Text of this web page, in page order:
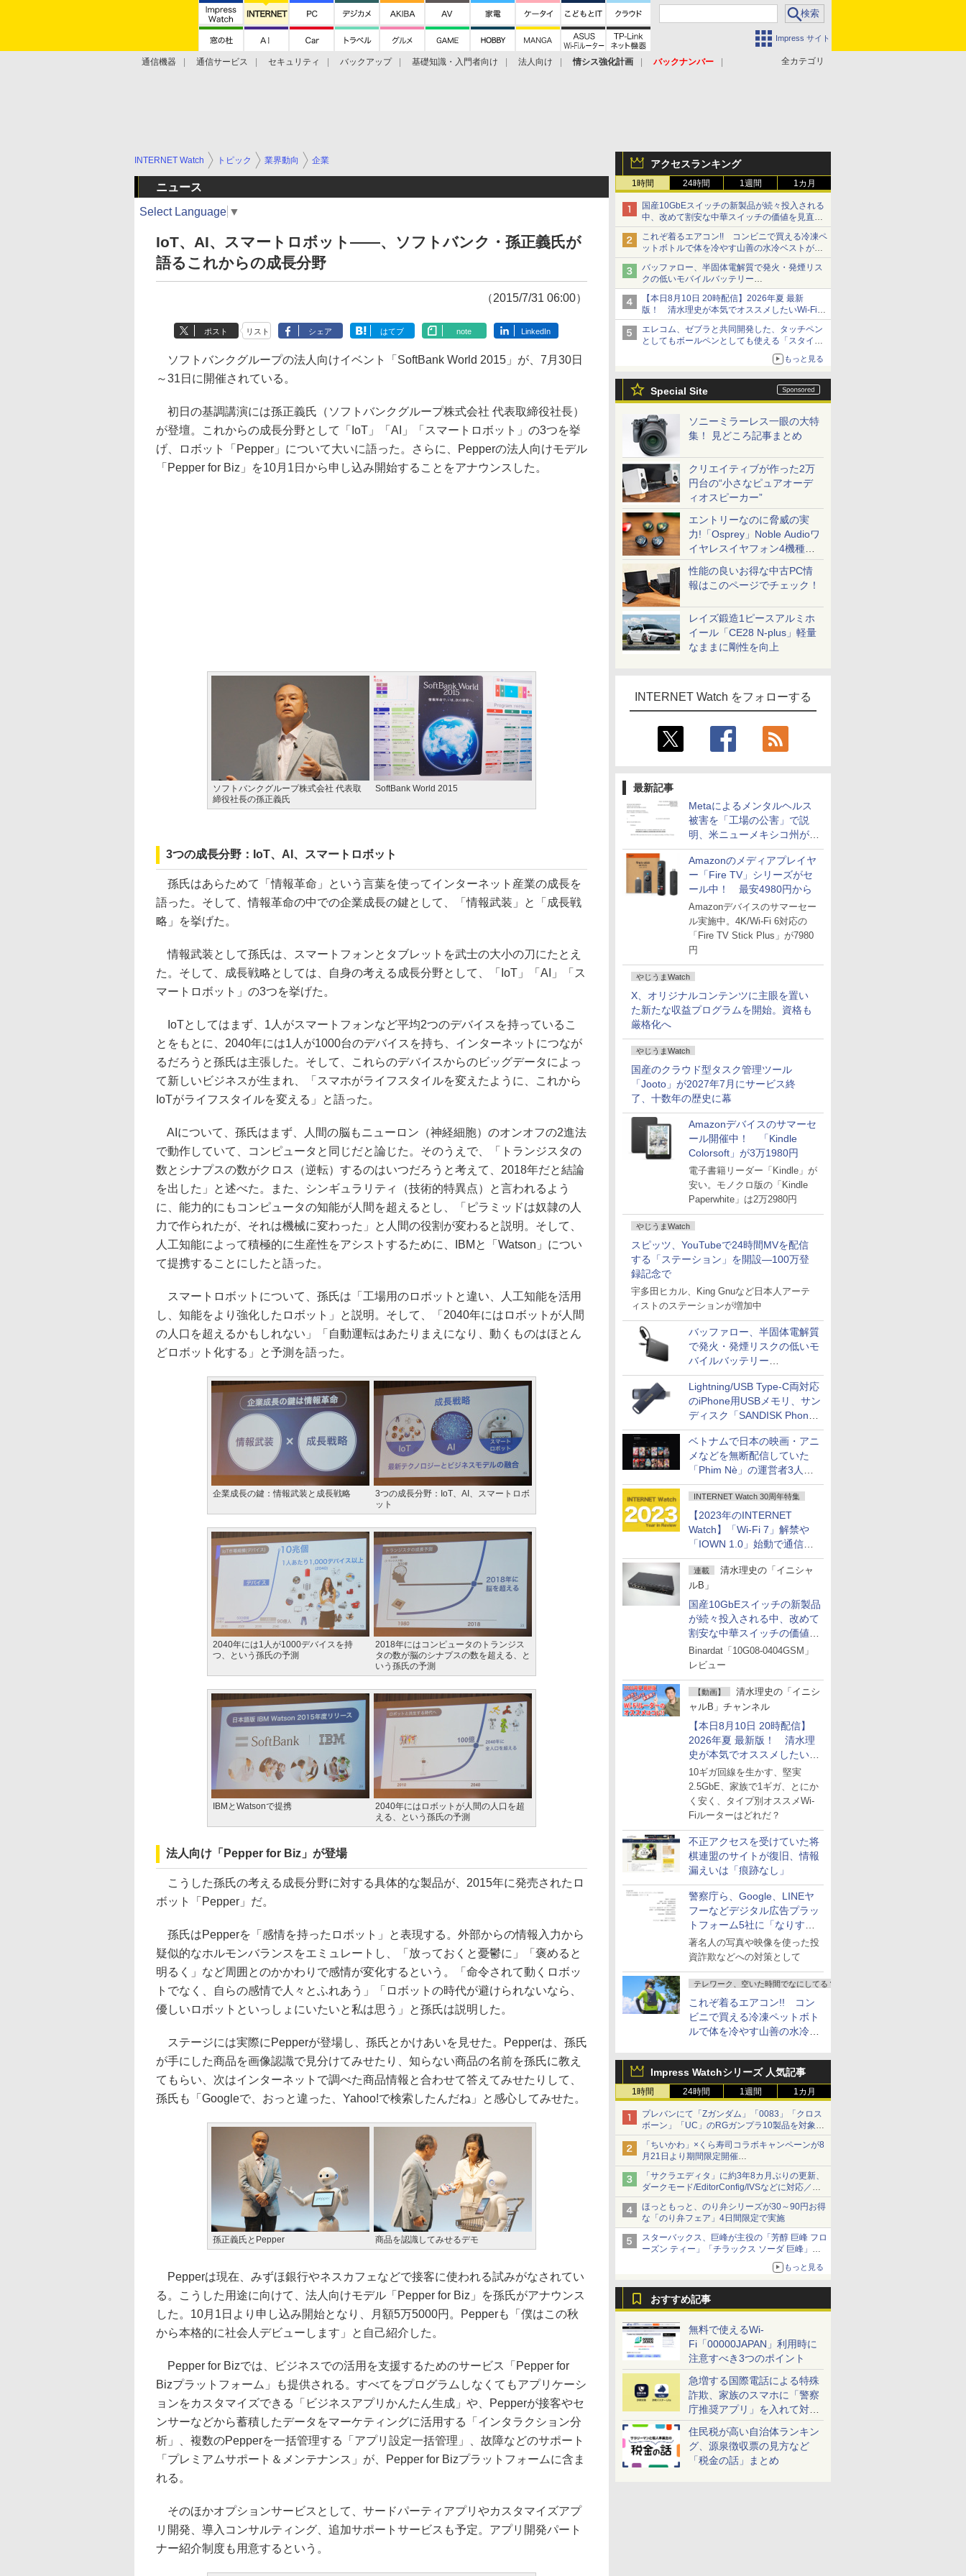
Impress サイト
全カテゴリ
通信機器 通信サービス セキュリティ バックアップ 基礎知識・入門者向け 法人向け 情シス強化計画
バックナンバー
アクセスランキング
1時間 24時間 1週間 1カ月
国産10GbEスイッチの新製品が続々投入される
中、改めて割安な中華スイッチの価値を見直す
【イニシャルB】
これぞ着るエアコン!! コンビニで買える冷凍ペ
ットボトルで体を冷やす山善の水冷ベストがロ
ードバイクにちょうどいい【ぼっち・ざ・ろー
ど！その14】【空いた時間でなにしてる？】
バッファロー、半固体電解質で発火・発煙リス
クの低いモバイルバッテリー
「BMPBSA10000」シリーズの店頭販売を9月
上旬に開始
【本日8月10日 20時配信】2026年夏 最新
版！ 清水理史が本気でオススメしたいWi-Fiル
ーターはどれか？ ライブで解説【清水理史の
「イニシャルB」チャンネル】
エレコム、ゼブラと共同開発した、タッチペン
としてもボールペンとしても使える「スタイラ
スツーウェイ」発売 iPadにも紙にも、持ち替
もっと見る
Special Site
ソニーミラーレス一眼の大特
集！ 見どころ記事まとめ
クリエイティブが作った2万
円台の“小さなピュアオーデ
ィオスピーカー”
エントリーなのに脅威の実
力!「Osprey」Noble Audioワ
イヤレスイヤフォン4機種を
一気に聴く
性能の良いお得な中古PC情
報はこのページでチェック！
レイズ鍛造1ピースアルミホ
イール「CE28 N-plus」軽量
なままに剛性を向上
INTERNET Watch をフォローする
最新記事
Metaによるメンタルヘルス
被害を「工場の公害」で説
明、米ニューメキシコ州が5
億6700万ドルの支払い命令
Amazonのメディアプレイヤ
ー「Fire TV」シリーズがセ
ール中！ 最安4980円から
Amazonデバイスのサマーセー
ル実施中。4K/Wi-Fi 6対応の
「Fire TV Stick Plus」が7980
円
やじうまWatch
X、オリジナルコンテンツに主眼を置い
た新たな収益プログラムを開始。資格も
厳格化へ
やじうまWatch
国産のクラウド型タスク管理ツール
「Jooto」が2027年7月にサービス終
了、十数年の歴史に幕
Amazonデバイスのサマーセ
ール開催中！ 「Kindle
Colorsoft」が3万1980円
電子書籍リーダー「Kindle」が
安い。モノクロ版の「Kindle
Paperwhite」は2万2980円
やじうまWatch
スピッツ、YouTubeで24時間MVを配信
する「ステーション」を開設―100万登
録記念で
宇多田ヒカル、King Gnuなど日本人アーテ
ィストのステーションが増加中
バッファロー、半固体電解質
で発火・発煙リスクの低いモ
バイルバッテリー
「BMPBSA10000」シリーズ
の店頭販売を9月上旬に開始
Lightning/USB Type-C両対応
のiPhone用USBメモリ、サン
ディスク「SANDISK Phone
Drive for iPhone」発売
ベトナムで日本の映画・アニ
メなどを無断配信していた
「Phim Nè」の運営者3人を
刑事立件
INTERNET Watch 30周年特集
【2023年のINTERNET
Watch】「Wi-Fi 7」解禁や
「IOWN 1.0」始動で通信が
進化、コロナ禍の行動制限も
大幅に緩和へ
連載
清水理史の「イニシャ
ルB」
国産10GbEスイッチの新製品
が続々投入される中、改めて
割安な中華スイッチの価値を
見直す
Binardat「10G08-0404GSM」
レビュー
【動画】
清水理史の「イニシ
ャルB」チャンネル
【本日8月10日 20時配信】
2026年夏 最新版！ 清水理
史が本気でオススメしたい
Wi-Fiルーターはどれか？
ライブで解説
10ギガ回線を生かす、堅実
2.5GbE、家族で1ギガ、とにか
く安く、タイプ別オススメWi-
Fiルーターはどれだ？
不正アクセスを受けていた将
棋連盟のサイトが復旧、情報
漏えいは「痕跡なし」
警察庁ら、Google、LINEヤ
フーなどデジタル広告プラッ
トフォーム5社に「なりすま
し詐欺広告」対策強化を要請
著名人の写真や映像を使った投
資詐欺などへの対策として
テレワーク、空いた時間でなにしてる？
これぞ着るエアコン!! コン
ビニで買える冷凍ペットボト
ルで体を冷やす山善の水冷ベ
どいい【ぼっち・ざ・ろー
ど！その14】
Impress Watchシリーズ 人気記事
1時間 24時間 1週間 1カ月
プレバンにて「Zガンダム」「0083」「クロス
ボーン」「UC」のRGガンプラ10製品を対象に
した抽選販売が8月10日11時より実施！
「ちいかわ」×くら寿司コラボキャンペーンが8
月21日より期間限定開催
オリジナルの湯呑みや寿司皿が景品に登場！
「サクラエディタ」に約3年8カ月ぶりの更新、
ダークモード/EditorConfig/IVSなどに対応／複
数の脆弱性に対処したセキュリティアップデー
ト
ほっともっと、のり弁シリーズが30～90円お得
な「のり弁フェア」4日間限定で実施
スターバックス、巨峰が主役の「芳醇 巨峰 フロ
ーズン ティー」「チラックス ソーダ 巨峰」発
もっと見る
おすすめ記事
無料で使えるWi-
Fi「00000JAPAN」利用時に
注意すべき3つのポイント
急増する国際電話による特殊
詐欺、家族のスマホに「警察
庁推奨アプリ」を入れて対策
しよう！
住民税が高い自治体ランキン
グ、源泉徴収票の見方など
「税金の話」まとめ
INTERNET Watch トピック 業界動向 企業
ニュース
Select Language ▼
IoT、AI、スマートロボット――、ソフトバンク・孫正義氏が
語るこれからの成長分野
（2015/7/31 06:00）
ポスト リスト シェア はてブ note LinkedIn
ソフトバンクグループの法人向けイベント「SoftBank World 2015」が、7月30日
～31日に開催されている。
初日の基調講演には孫正義氏（ソフトバンクグループ株式会社 代表取締役社長）
が登壇。これからの成長分野として「IoT」「AI」「スマートロボット」の3つを挙
げ、ロボット「Pepper」について大いに語った。さらに、Pepperの法人向けモデル
「Pepper for Biz」を10月1日から申し込み開始することをアナウンスした。
ソフトバンクグループ株式会社 代表取
締役社長の孫正義氏
SoftBank World 2015
3つの成長分野：IoT、AI、スマートロボット
孫氏はあらためて「情報革命」という言葉を使ってインターネット産業の成長を
語った。そして、情報革命の中での企業成長の鍵として、「情報武装」と「成長戦
略」を挙げた。
情報武装として孫氏は、スマートフォンとタブレットを武士の大小の刀にたとえ
た。そして、成長戦略としては、自身の考える成長分野として、「IoT」「AI」「ス
マートロボット」の3つを挙げた。
IoTとしてはまず、1人がスマートフォンなど平均2つのデバイスを持っているこ
とをもとに、2040年には1人が1000台のデバイスを持ち、インターネットにつなが
るだろうと孫氏は主張した。そして、これらのデバイスからのビッグデータによっ
て新しいビジネスが生まれ、「スマホがライフスタイルを変えたように、これから
IoTがライフスタイルを変える」と語った。
AIについて、孫氏はまず、人間の脳もニューロン（神経細胞）のオンオフの2進法
で動作していて、コンピュータと同じだと論じた。そのうえで、「トランジスタの
数とシナプスの数がクロス（逆転）するのはいつだろうと考えて、2018年だと結論
を出した」と述べた。また、シンギュラリティ（技術的特異点）と言われるよう
に、能力的にもコンピュータの知能が人間を超えるとし、「ピラミッドは奴隷の人
力で作られたが、それは機械に変わった」と人間の役割が変わると説明。そして、
人工知能によって積極的に生産性をアシストするために、IBMと「Watson」につい
て提携することにしたと語った。
スマートロボットについて、孫氏は「工場用のロボットと違い、人工知能を活用
し、知能をより強化したロボット」と説明。そして、「2040年にはロボットが人間
の人口を超えるかもしれない」「自動運転はあたりまえになり、動くものはほとん
どロボット化する」と予測を語った。
企業成長の鍵：情報武装と成長戦略
3つの成長分野：IoT、AI、スマートロボ
ット
2040年には1人が1000デバイスを持
つ、という孫氏の予測
2018年にはコンピュータのトランジス
タの数が脳のシナプスの数を超える、と
いう孫氏の予測
IBMとWatsonで提携
2040年にはロボットが人間の人口を超
える、という孫氏の予測
法人向け「Pepper for Biz」が登場
こうした孫氏の考える成長分野に対する具体的な製品が、2015年に発売されたロ
ボット「Pepper」だ。
孫氏はPepperを「感情を持ったロボット」と表現する。外部からの情報入力から
疑似的なホルモンバランスをエミュレートし、「放っておくと憂鬱に」「褒めると
明るく」など周囲とのかかわりで感情が変化するという。「命令されて動くロボッ
トでなく、自らの感情で人々とふれあう」「ロボットの時代が避けられないなら、
優しいロボットといっしょにいたいと私は思う」と孫氏は説明した。
ステージには実際にPepperが登場し、孫氏とかけあいを見せた。Pepperは、孫氏
が手にした商品を画像認識で見分けてみせたり、知らない商品の名前を孫氏に教え
てもらい、次はインターネットで調べた商品情報と合わせて答えてみせたりして、
孫氏も「Googleで、おっと違った、Yahoo!で検索したんだね」と感心してみせた。
孫正義氏とPepper 商品を認識してみせるデモ
Pepperは現在、みずほ銀行やネスカフェなどで接客に使われる試みがなされてい
る。こうした用途に向けて、法人向けモデル「Pepper for Biz」を孫氏がアナウンス
した。10月1日より申し込み開始となり、月額5万5000円。Pepperも「僕はこの秋
から本格的に社会人デビューします」と自己紹介した。
Pepper for Bizでは、ビジネスでの活用を支援するためのサービス「Pepper for
Bizプラットフォーム」も提供される。すべてをプログラムしなくてもアプリケーシ
ョンをカスタマイズできる「ビジネスアプリかんたん生成」や、Pepperが接客やセ
ンサーなどから蓄積したデータをマーケティングに活用する「インタラクション分
析」、複数のPepperを一括管理する「アプリ設定一括管理」、故障などのサポート
「プレミアムサポート＆メンテナンス」が、Pepper for Bizプラットフォームに含ま
れる。
そのほかオプションサービスとして、サードパーティアプリやカスタマイズアプ
リ開発、導入コンサルティング、追加サポートサービスも予定。アプリ開発パート
ナー紹介制度も用意するという。